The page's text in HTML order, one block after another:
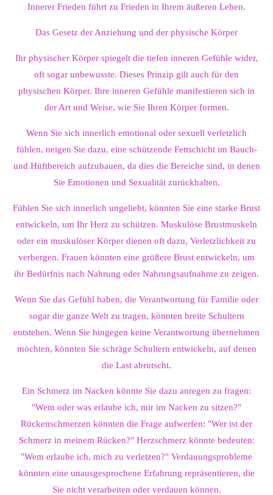
Innerer Frieden führt zu Frieden in Ihrem äußeren Leben.
Das Gesetz der Anziehung und der physische Körper
Ihr physischer Körper spiegelt die tiefen inneren Gefühle wider,
oft sogar unbewusste. Dieses Prinzip gilt auch für den
physischen Körper. Ihre inneren Gefühle manifestieren sich in
der Art und Weise, wie Sie Ihren Körper formen.
Wenn Sie sich innerlich emotional oder sexuell verletzlich
fühlen, neigen Sie dazu, eine schützende Fettschicht im Bauch-
und Hüftbereich aufzubauen, da dies die Bereiche sind, in denen
Sie Emotionen und Sexualität zurückhalten.
Fühlen Sie sich innerlich ungeliebt, könnten Sie eine starke Brust
entwickeln, um Ihr Herz zu schützen. Muskulöse Brustmuskeln
oder ein muskulöser Körper dienen oft dazu, Verletzlichkeit zu
verbergen. Frauen könnten eine größere Brust entwickeln, um
ihr Bedürfnis nach Nahrung oder Nahrungsaufnahme zu zeigen.
Wenn Sie das Gefühl haben, die Verantwortung für Familie oder
sogar die ganze Welt zu tragen, könnten breite Schultern
entstehen. Wenn Sie hingegen keine Verantwortung übernehmen
möchten, könnten Sie schräge Schultern entwickeln, auf denen
die Last abrutscht.
Ein Schmerz im Nacken könnte Sie dazu anregen zu fragen:
"Wem oder was erlaube ich, mir im Nacken zu sitzen?"
Rückenschmerzen könnten die Frage aufwerfen: "Wer ist der
Schmerz in meinem Rücken?" Herzschmerz könnte bedeuten:
"Wem erlaube ich, mich zu verletzen?" Verdauungsprobleme
könnten eine unausgesprochene Erfahrung repräsentieren, die
Sie nicht verarbeiten oder verdauen können.